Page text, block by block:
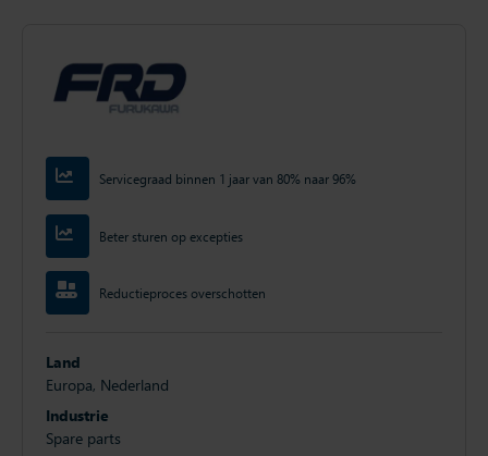
Servicegraad binnen 1 jaar van 80% naar 96%
Beter sturen op excepties
Reductieproces overschotten
Land
Europa, Nederland
Industrie
Spare parts